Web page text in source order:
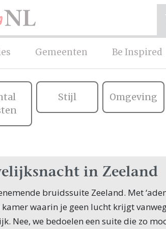
Gemeenten Be Inspired
Stijl Omgeving
in Zeeland
bruidssuite Zeeland. Met
kamer waarin je geen lucht krijgt
Nee, we bedoelen een suite die zo